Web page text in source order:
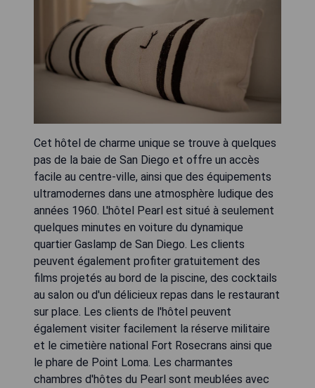
Cet hôtel de charme unique se trouve à quelques
pas de la baie de San Diego et offre un accès
facile au centre-ville, ainsi que des équipements
ultramodernes dans une atmosphère ludique des
années 1960. L'hôtel Pearl est situé à seulement
quelques minutes en voiture du dynamique
quartier Gaslamp de San Diego. Les clients
peuvent également profiter gratuitement des
films projetés au bord de la piscine, des cocktails
au salon ou d'un délicieux repas dans le restaurant
sur place. Les clients de l'hôtel peuvent
également visiter facilement la réserve militaire
et le cimetière national Fort Rosecrans ainsi que
le phare de Point Loma. Les charmantes
chambres d'hôtes du Pearl sont meublées avec